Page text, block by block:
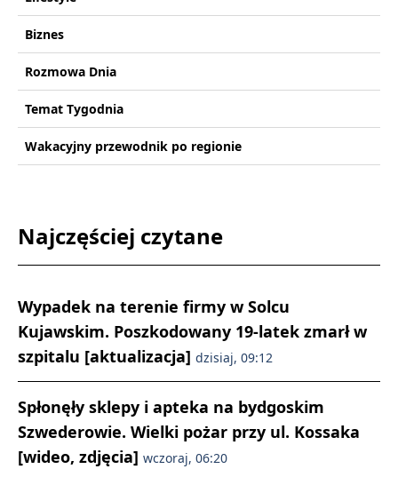
Biznes
Rozmowa Dnia
Temat Tygodnia
Wakacyjny przewodnik po regionie
Najczęściej czytane
Wypadek na terenie firmy w Solcu
Kujawskim. Poszkodowany 19-latek zmarł w
szpitalu [aktualizacja] dzisiaj, 09:12
Spłonęły sklepy i apteka na bydgoskim
Szwederowie. Wielki pożar przy ul. Kossaka
[wideo, zdjęcia] wczoraj, 06:20